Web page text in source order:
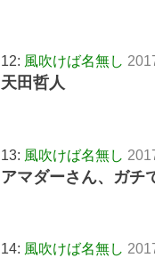
12: 風吹けば名無し
天田哲人
13: 風吹けば名無し
アマダーさん、ガチ
14: 風吹けば名無し